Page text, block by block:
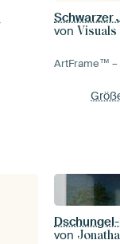
von
ArtFrame™ –
von